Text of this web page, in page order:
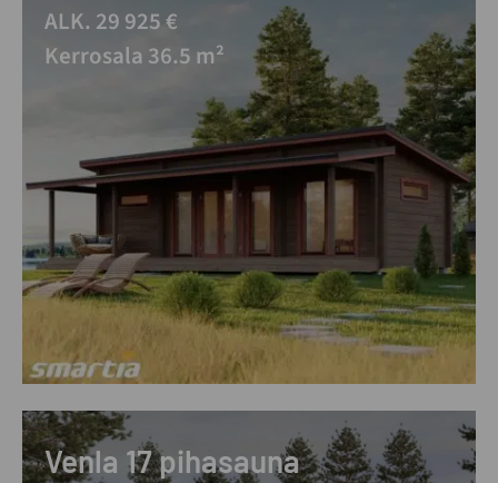
ALK. 29 925 €
Kerrosala 36.5 m²
Venla 17 pihasauna